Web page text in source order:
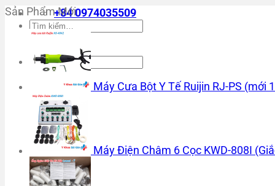
+84 0974035509
Tìm
kiếm:
Tìm
kiếm:
Sản Phẩm Mới
Máy Cưa Bột Y Tế Ruijin RJ-PS (mới
Máy Điện Châm 6 Cọc KWD-808I